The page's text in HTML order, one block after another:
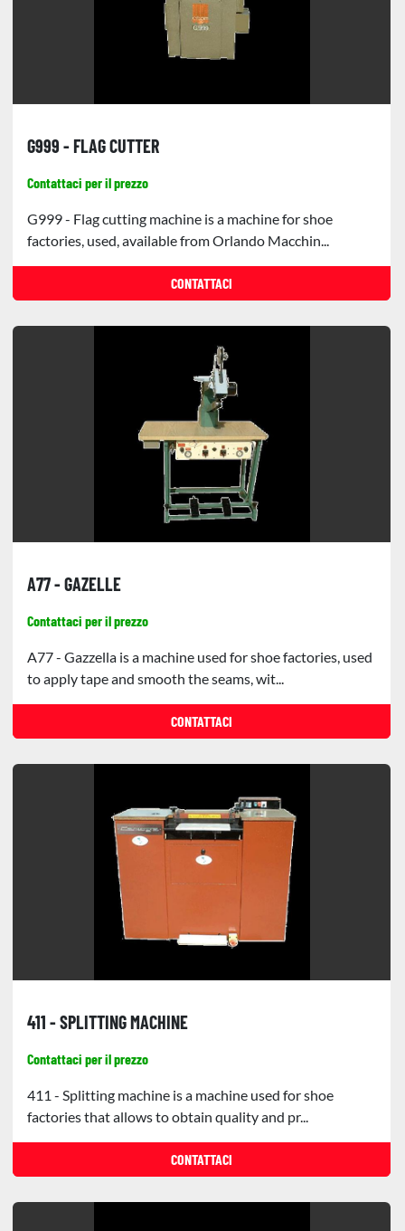
G999 - FLAG CUTTER
Contattaci per il prezzo
G999 - Flag cutting machine is a machine for shoe
factories, used, available from Orlando Macchin...
CONTATTACI
A77 - GAZELLE
Contattaci per il prezzo
A77 - Gazzella is a machine used for shoe factories, used
to apply tape and smooth the seams, wit...
CONTATTACI
411 - SPLITTING MACHINE
Contattaci per il prezzo
411 - Splitting machine is a machine used for shoe
factories that allows to obtain quality and pr...
CONTATTACI